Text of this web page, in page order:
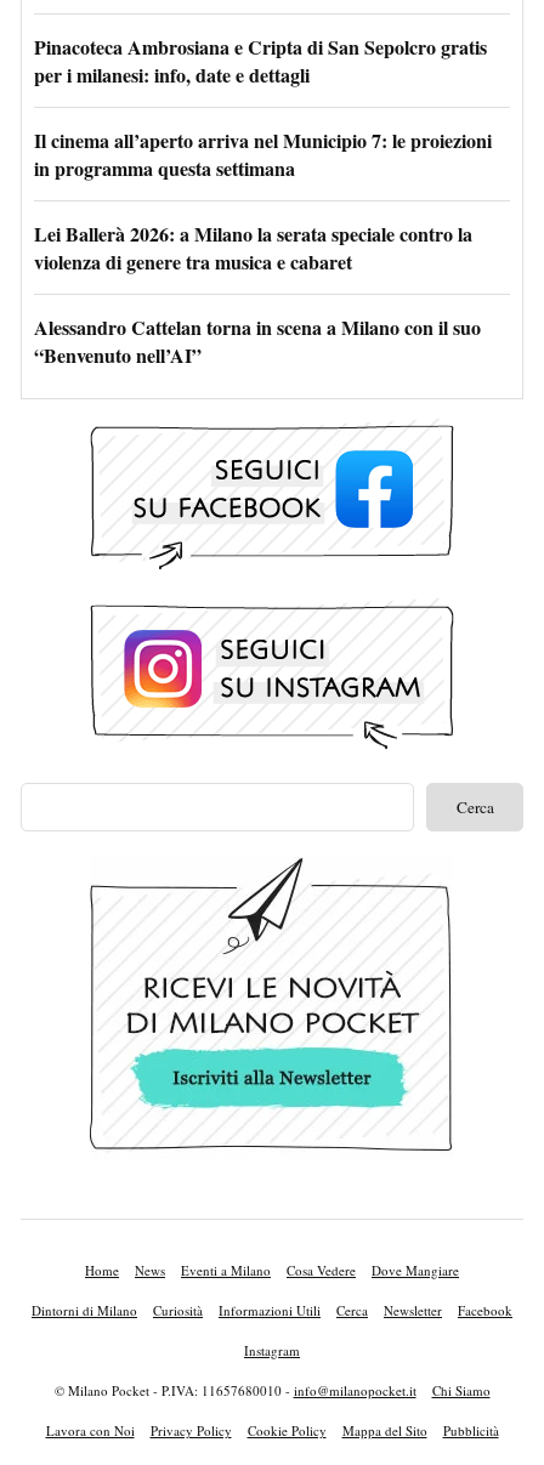
Pinacoteca Ambrosiana e Cripta di San Sepolcro gratis
per i milanesi: info, date e dettagli
Il cinema all’aperto arriva nel Municipio 7: le proiezioni
in programma questa settimana
Lei Ballerà 2026: a Milano la serata speciale contro la
violenza di genere tra musica e cabaret
Alessandro Cattelan torna in scena a Milano con il suo
“Benvenuto nell’AI”
Home News Eventi a Milano Cosa Vedere Dove Mangiare
Dintorni di Milano Curiosità Informazioni Utili Cerca Newsletter Facebook
Instagram
© Milano Pocket - P.IVA: 11657680010 - info@milanopocket.it Chi Siamo
Lavora con Noi Privacy Policy Cookie Policy Mappa del Sito Pubblicità